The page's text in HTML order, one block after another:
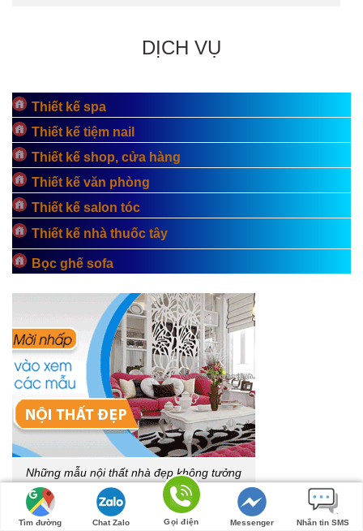
DỊCH VỤ
Thiết kế spa
Thiết kế tiệm nail
Thiết kế shop, cửa hàng
Thiết kế văn phòng
Thiết kế salon tóc
Thiết kế nhà thuốc tây
Bọc ghế sofa
Những mẫu nội thất nhà đẹp không tưởng
BÀI VIẾT MỚI
Tìm đường Chat Zalo Gọi điện Messenger Nhắn tin SMS